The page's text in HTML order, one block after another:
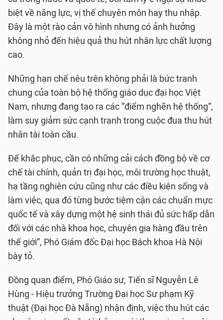
biệt về năng lực, vị thế chuyên môn hay thu nhập.
Đây là một rào cản vô hình nhưng có ảnh hưởng
không nhỏ đến hiệu quả thu hút nhân lực chất lượng
cao.
Những hạn chế nêu trên không phải là bức tranh
chung của toàn bộ hệ thống giáo dục đại học Việt
Nam, nhưng đang tạo ra các “điểm nghẽn hệ thống”,
làm suy giảm sức cạnh tranh trong cuộc đua thu hút
nhân tài toàn cầu.
Để khắc phục, cần có những cải cách đồng bộ về cơ
chế tài chính, quản trị đại học, môi trường học thuật,
hạ tầng nghiên cứu cũng như các điều kiện sống và
làm việc, qua đó từng bước tiệm cận các chuẩn mực
quốc tế và xây dựng một hệ sinh thái đủ sức hấp dẫn
đối với các nhà khoa học, chuyên gia hàng đầu trên
thế giới”, Phó Giám đốc Đại học Bách khoa Hà Nội
bày tỏ.
Đồng quan điểm, Phó Giáo sư, Tiến sĩ Nguyễn Lê
Hùng - Hiệu trưởng Trường Đại học Sư phạm Kỹ
thuật (Đại học Đà Nẵng) nhận định, việc thu hút các